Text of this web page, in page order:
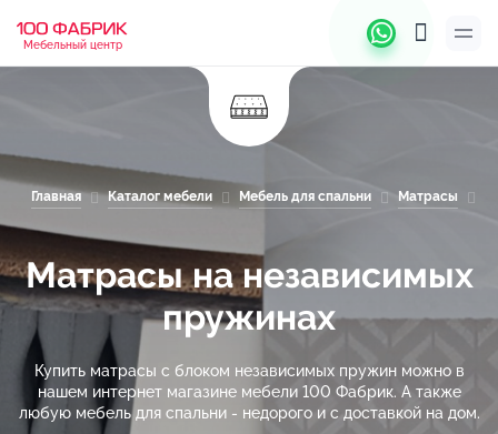
Мебельный центр
Главная Каталог мебели Мебель для спальни Матрасы
Матрасы на независимых
пружинах
Купить матрасы с блоком независимых пружин можно в
нашем интернет магазине мебели 100 Фабрик. А также
любую мебель для спальни - недорого и с доставкой на дом.